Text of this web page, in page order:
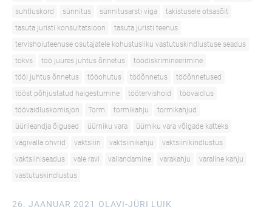
suhtluskord
sünnitus sünnitusarsti viga
takistusele otsasõit
tasuta juristi konsultatsioon
tasuta juristi teenus
tervishoiuteenuse osutajatele kohustusliku vastutuskindlustuse seadus
tokvs
töö juures juhtus õnnetus
töödiskrimineerimine
tööl juhtus õnnetus
tööohutus tööõnnetus
tööõnnetused
tööst põhjustatud haigestumine
töötervishoid
töövaidlus
töövaidluskomisjon
Torm tormikahju
tormikahjud
üürileandja õigused
üürniku vara
üürniku vara võlgade katteks
vägivalla ohvrid
vaktsiiin vaktsiinikahju
vaktsiinikindlustus
vaktsiiniseadus
vale ravi vallandamine varakahju
varaline kahju
vastutuskindlustus
26. JAANUAR 2021 OLAVI-JÜRI LUIK